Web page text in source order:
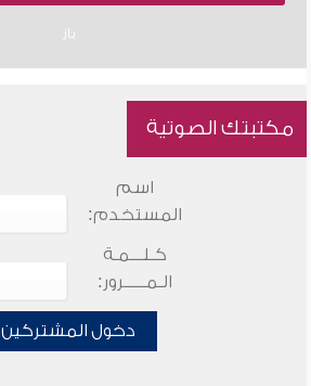
باز
مكتبتك الصوتية
اسم
المستخدم:
كـلـــمـة
الـمـــــرور:
دخول المشتركين